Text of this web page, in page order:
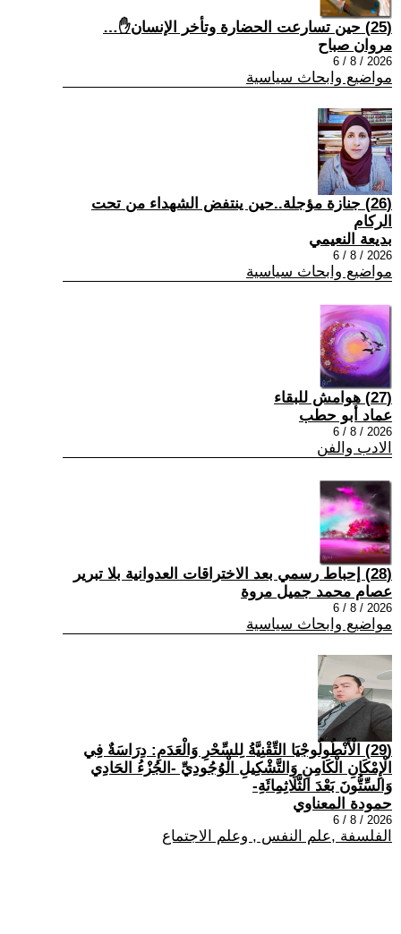
(25) حين تسارعت الحضارة وتأخر الإنسان✋…
مروان صباح
2026 / 8 / 6
مواضيع وابحاث سياسية
(26) جنازة مؤجلة..حين ينتفض الشهداء من تحت
الركام
بديعة النعيمي
2026 / 8 / 6
مواضيع وابحاث سياسية
(27) هوامش للبقاء
عماد أبو حطب
2026 / 8 / 6
الادب والفن
(28) إحباط رسمي بعد الاختراقات العدوانية بلا تبرير
عصام محمد جميل مروة
2026 / 8 / 6
مواضيع وابحاث سياسية
(29) الْأَنْطُولُوجْيَا التِّقْنِيَّةُ لِلسِّحْرِ وَالْعَدَمِ: دِرَاسَةٌ فِي
الْإِمْكَانِ الْكَامِنِ وَالتَّشْكِيلِ الْوُجُودِيِّ -الجُزْءُ الحَادِي
وَالسِّتُّونَ بَعْدَ الثَّلَاثِمِائَةِ-
حمودة المعناوي
2026 / 8 / 6
الفلسفة ,علم النفس , وعلم الاجتماع